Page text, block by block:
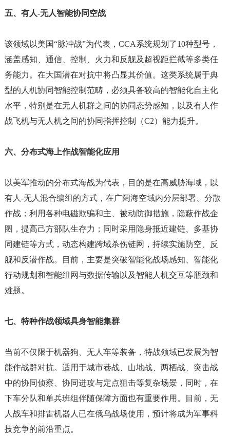
五、有人-无人智能协同空战
该领域以美国“脉冲战”为代表，CCA系统规划了10种型号，
涵盖感知、通信、控制、火力和反舰及超视距拦截等多类任
务能力。在大国潜在对抗中将凸显其价值。这类系统属于典
型的人机协同智能控制范畴，必须具备较高的智能化自主化
水平，特别是在无人机群之间的协同态势感知，以及有人作
战飞机与无人机之间的协同指挥控制（C2）能力提升。
六、分布式海上作战智能化应用
以美军推动的分布式海战为代表，目的是在高威胁海域，以
有人 -无人混合编组的方式，在广阔海空域内分层部署、分散
作战；利用各种电磁欺骗和主、被动防御措施，隐蔽作战企
图，提高己方部队生存力；同时采用隐身抵近建链、多基协
同建链等方式，动态构建跨域杀伤链网，持续实施防空、反
舰和反潜作战。目前，主要是突破智能化战场感知、智能化
行动规划和智能组网与数据传输以及智能人机交互等瓶颈和
难题。
七、特种作战领域具身智能集群
当前不仅限于机器狗、无人车等装备，特战领域已发展为智
能作战群对抗。适用于城市巷战、山地战、两栖战、突击战
中的协同侦察、协同进攻与定点狙击等复杂场景，同时，在
下车分队和单兵班组伴随保障方面也有重要作用。目前，无
人战车和排雷机器人已在俄乌战场使用，预计将成为军事科
技竞争的前沿重点。